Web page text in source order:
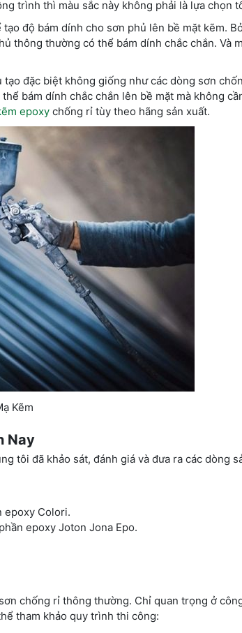
trình thì màu sắc này không phải là lựa chọn
độ bám dính cho sơn phủ lên bề mặt kẽm.
thông thường có thể bám dính chắc chắn. Và
đặc biệt không giống như các dòng sơn
bám dính chắc chắn lên bề mặt mà không
epoxy chống rỉ tùy theo hãng sản xuất.
Kẽm
Nay
tôi đã khảo sát, đánh giá và đưa ra các dòng
epoxy Colori.
epoxy Joton Jona Epo.
chống rỉ thông thường. Chỉ quan trọng ở
tham khảo quy trình thi công: